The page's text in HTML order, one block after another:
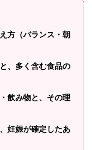
方（バランス・朝
、多く含む食品の
飲み物と、その理
妊娠が確定したあ